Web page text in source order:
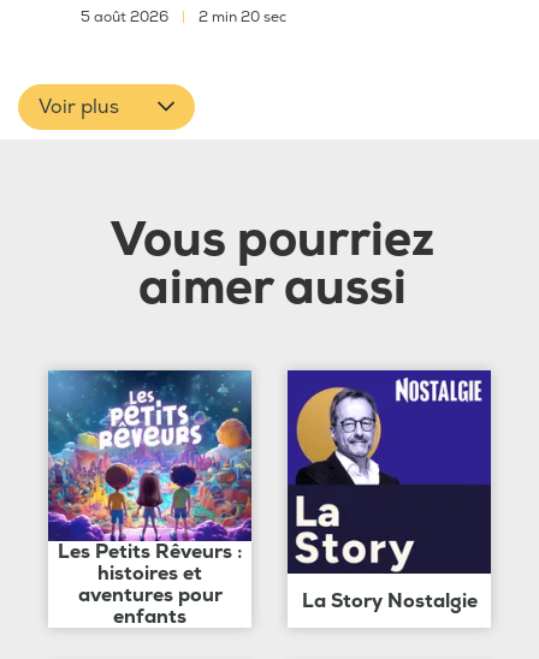
5 août 2026 2 min 20 sec
Voir plus
Vous pourriez
aimer aussi
Les Petits Rêveurs :
histoires et
aventures pour
enfants
La Story Nostalgie